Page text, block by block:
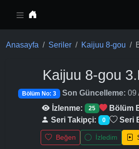
Anasayfa Seriler Kaijuu 8-gou
Kaijuu 8-gou
Bölüm No: 3 Son Güncelleme: 09
İzlenme:
25 Bölüm
Seri Takipçi: 0 Seri
Beğen İzledim